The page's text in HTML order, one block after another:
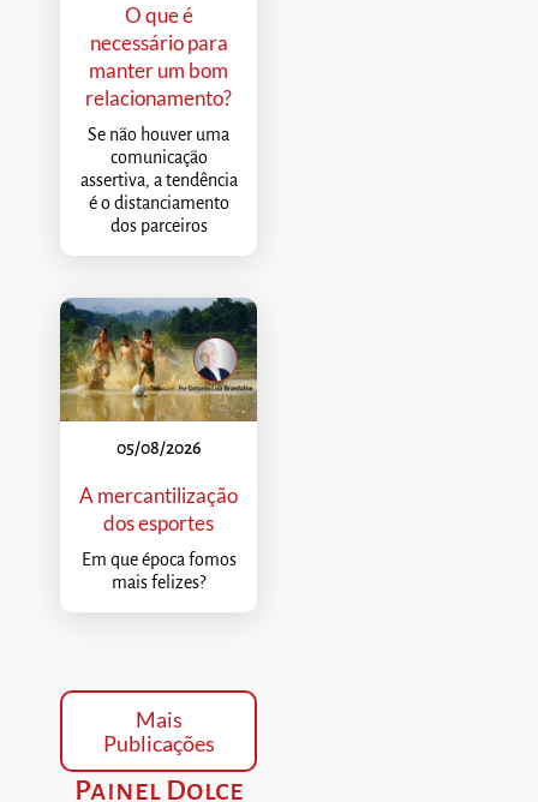
O que é
necessário para
manter um bom
relacionamento?
Se não houver uma
comunicação
assertiva, a tendência
é o distanciamento
dos parceiros
05/08/2026
A mercantilização
dos esportes
Em que época fomos
mais felizes?
Mais
Publicações
Painel Dolce